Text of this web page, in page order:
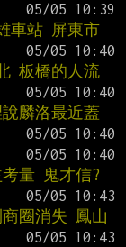
車站 屏東市
板橋的人流
麟洛最近蓋
量 鬼才信?
圈消失 鳳山